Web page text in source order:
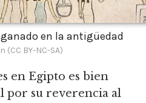
en la antigüedad
(CC BY-NC-SA)
en Egipto es bien
por su reverencia al